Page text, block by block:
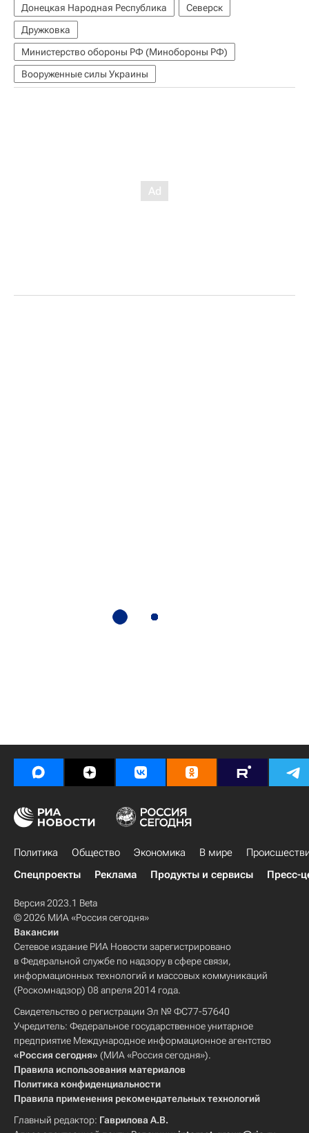
Донецкая Народная Республика
Северск
Дружковка
Министерство обороны РФ (Минобороны РФ)
Вооруженные силы Украины
Политика Общество Экономика В мире
Спецпроекты
Реклама Продукты и сервисы Пресс-
Версия 2023.1 Beta
© 2026 МИА «Россия сегодня»
Вакансии
Сетевое издание РИА Новости зарегистрировано
в Федеральной службе по надзору в сфере связи,
информационных технологий и массовых коммуникаций
(Роскомнадзор) 08 апреля 2014 года.
Свидетельство о регистрации Эл № ФС77-57640
Учредитель: Федеральное государственное унитарное
предприятие Международное информационное агентство
«Россия сегодня» (МИА «Россия сегодня»).
Правила использования материалов
Политика конфиденциальности
Правила применения рекомендательных технологий
Главный редактор: Гаврилова А.В.